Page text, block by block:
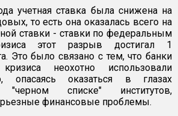
учетная ставка была снижена на
то есть она оказалась всего на
ставки - ставки по федеральным
этот разрыв достигал 1
Это было связано с тем, что банки
неохотно использовали
опасаясь оказаться в глазах
списке" институтов,
финансовые проблемы.